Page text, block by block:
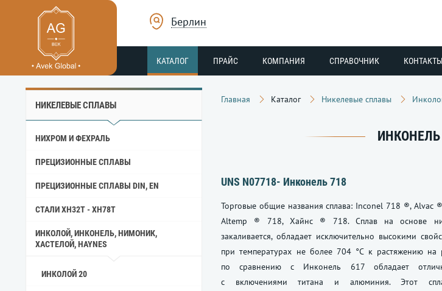
Берлин
КАТАЛОГ ПРАЙС КОМПАНИЯ СПРАВОЧНИК КОНТАКТЫ
НИКЕЛЕВЫЕ СПЛАВЫ
НИХРОМ И ФЕХРАЛЬ
ПРЕЦИЗИОННЫЕ СПЛАВЫ
ПРЕЦИЗИОННЫЕ СПЛАВЫ DIN, EN
СТАЛИ ХН32Т - ХН78Т
ИНКОЛОЙ, ИНКОНЕЛЬ, НИМОНИК,
ХАСТЕЛОЙ, HAYNES
ИНКОЛОЙ 20
Главная Каталог Никелевые сплавы
ИНКОНЕЛЬ
UNS N07718- Инконель 718
Торговые общие названия сплава: Inconel 718 ®, Alvac
Altemp ® 718, Хайнс ® 718. Сплав на основе
закаливается, обладает исключительно высокими
при температурах не более 704 °C к растяжению
по сравнению с Инконель 617 обладает
с включениями титана и алюминия. Этот